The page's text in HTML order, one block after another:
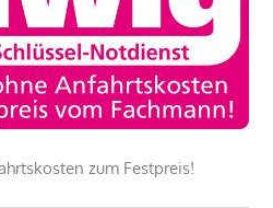
zum Festpreis!